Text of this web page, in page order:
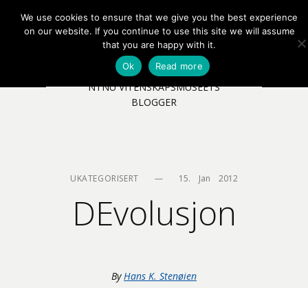
MENY EN NB
NTNU VITENSKAPSMUSEETS
BLOGGER
UKATEGORISERT — 15.    Jan    2012
DEvolusjon
By Hans K. Stenøien
We use cookies to ensure that we give you the best experience
on our website. If you continue to use this site we will assume
that you are happy with it.
Ok
Read more